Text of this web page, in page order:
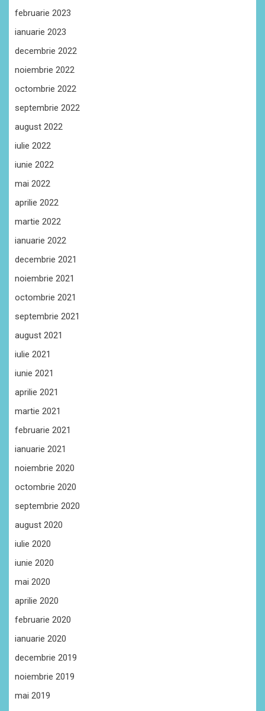
februarie 2023
ianuarie 2023
decembrie 2022
noiembrie 2022
octombrie 2022
septembrie 2022
august 2022
iulie 2022
iunie 2022
mai 2022
aprilie 2022
martie 2022
ianuarie 2022
decembrie 2021
noiembrie 2021
octombrie 2021
septembrie 2021
august 2021
iulie 2021
iunie 2021
aprilie 2021
martie 2021
februarie 2021
ianuarie 2021
noiembrie 2020
octombrie 2020
septembrie 2020
august 2020
iulie 2020
iunie 2020
mai 2020
aprilie 2020
februarie 2020
ianuarie 2020
decembrie 2019
noiembrie 2019
mai 2019